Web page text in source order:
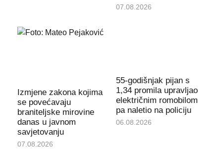
07.08.2026
Izmjene zakona kojima
se povećavaju
braniteljske mirovine
danas u javnom
savjetovanju
07.08.2026
55-godišnjak pijan s
1,34 promila upravljao
električnim romobilom
pa naletio na policiju
06.08.2026